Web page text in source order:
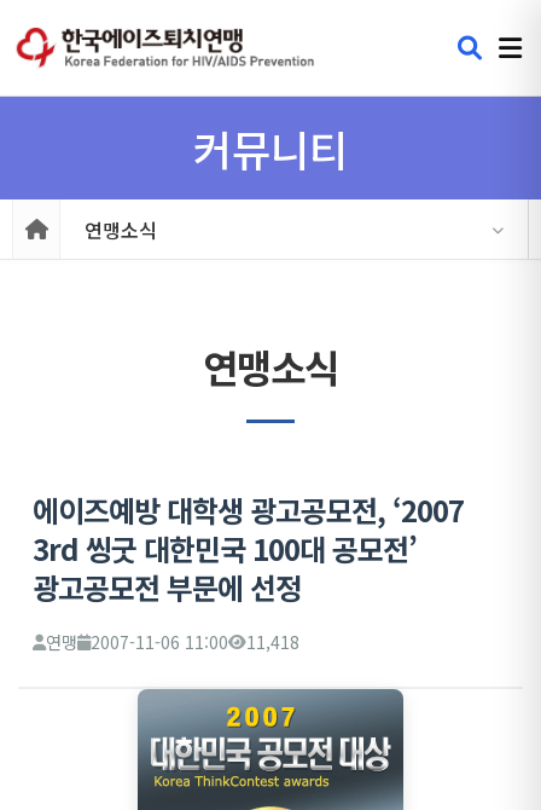
커뮤니티
연맹소식
연맹소식
에이즈예방 대학생 광고공모전, ‘2007
3rd 씽굿 대한민국 100대 공모전’
광고공모전 부문에 선정
연맹 2007-11-06 11:00 11,418